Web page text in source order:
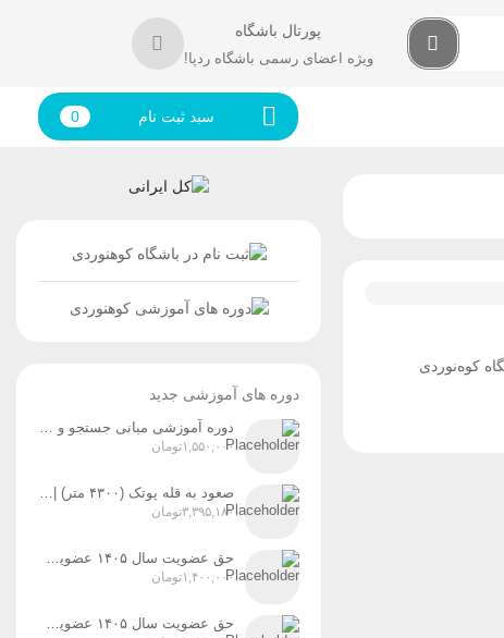
پورتال باشگاه
ویژه اعضای رسمی باشگاه ردپا!
سبد ثبت نام 0
کوه‌نوردی
دوره های آموزشی جدید
دوره آموزشی مبانی جستجو و نجات در کوهستان (ویژه آقایان و بانوان) زمان برگزاری: پنج‌شنبه و جمعه، ۸ و ۹ مردادماه
تومان۱,۵۵۰,۰۰۰
صعود به قله پوتک (۴۳۰۰ متر) | رشته‌کوه دنا زمان اجرا: ۳۱ تیر، ۱ و ۲ مردادماه ۱۴۰۵
تومان۳,۳۹۵,۱۸۰
حق عضویت سال ۱۴۰۵ عضویت رسمی پایه ۲
تومان۱,۴۰۰,۰۰۰
حق عضویت سال ۱۴۰۵ عضویت رسمی پایه ۳